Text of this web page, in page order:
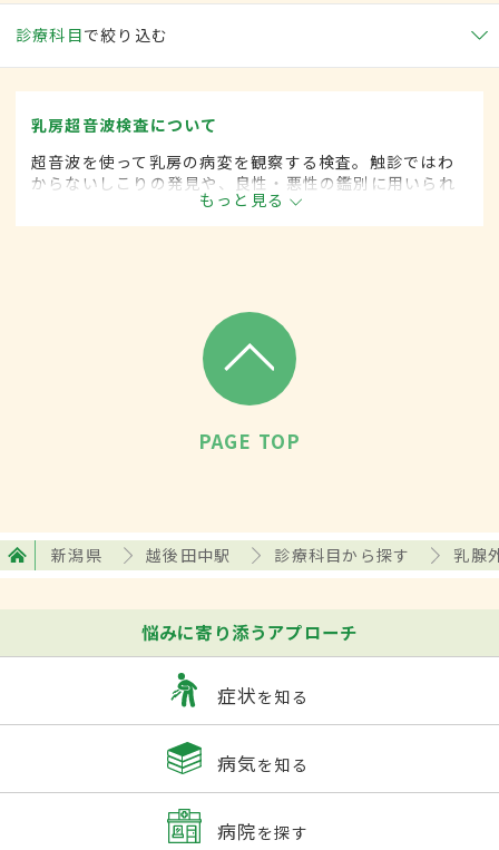
診療科目で絞り込む
乳房超音波検査について
超音波を使って乳房の病変を観察する検査。触診ではわ
からないしこりの発見や、良性・悪性の鑑別に用いられ
る。微細な石灰化は見つけにくいのが欠点だが、乳腺密
度の高い人や若い人への検査に適しているとされる。痛
もっと見る
PAGE TOP
新潟県 越後田中駅 診療科目から探す 乳腺
悩みに寄り添うアプローチ
症状を知る
病気を知る
病院を探す